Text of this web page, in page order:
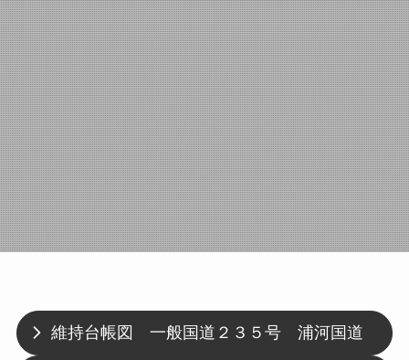
維持台帳図 一般国道２３５号 浦河国道